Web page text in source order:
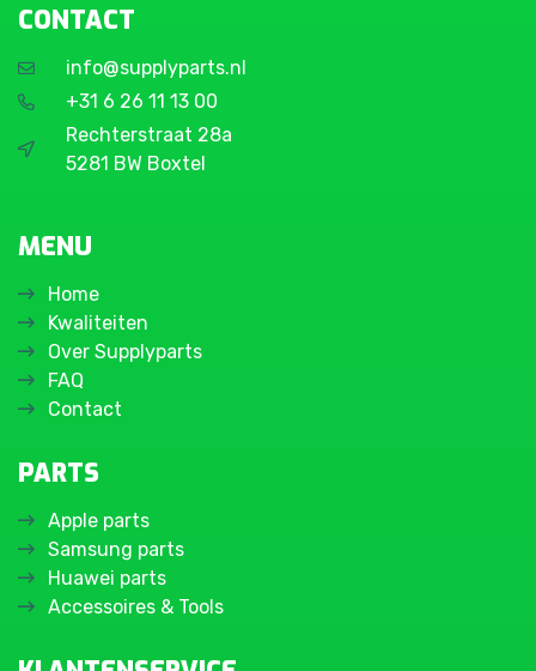
CONTACT
info@supplyparts.nl
+31 6 26 11 13 00
Rechterstraat 28a
5281 BW Boxtel
MENU
Home
Kwaliteiten
Over Supplyparts
FAQ
Contact
PARTS
Apple parts
Samsung parts
Huawei parts
Accessoires & Tools